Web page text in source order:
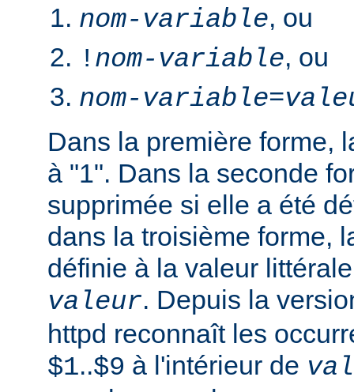
nom-variable, ou
! nom-variable, ou
nom-variable=
Dans la première forme,
à "1". Dans la seconde
supprimée si elle a été
dans la troisième forme,
définie à la valeur
valeur. Depuis la
httpd reconnaît les
$1..$9 à l'intérieur de